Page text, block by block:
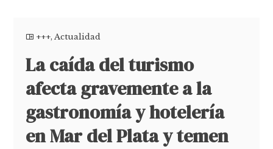
+++,Actualidad
La caída del turismo
afecta gravemente a la
gastronomía y hotelería
en Mar del Plata y temen